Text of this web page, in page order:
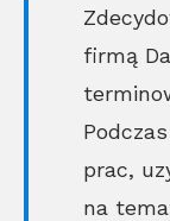
firmą
prac,
na